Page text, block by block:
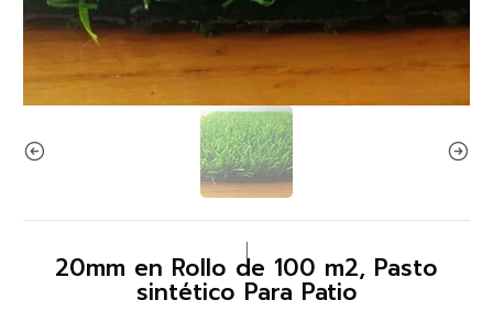
20mm en Rollo de 100 m2, Pasto
sintético Para Patio